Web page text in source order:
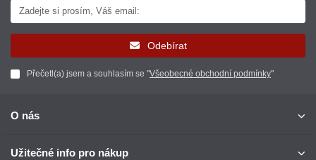
Odebírat
Přečetl(a) jsem a souhlasím se "Všeobecné obchodní podmínky"
O nás
Užitečné info pro nákup